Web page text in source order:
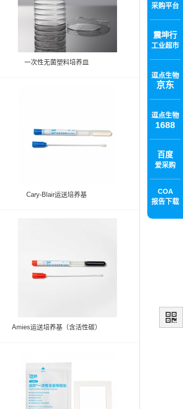
一次性无菌塑料培养皿
Cary-Blair运送培养基
Amies运送培养基（含活性碳）
采购平台
震坤行
工业超市
逗点生物
京东
逗点生物
1688
百度
爱采购
COA
报告下载